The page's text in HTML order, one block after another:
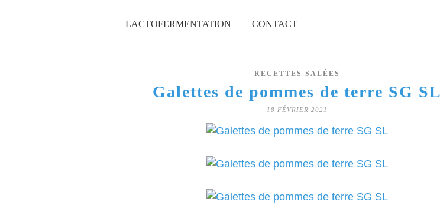
LACTOFERMENTATION CONTACT
RECETTES SALÉES
Galettes de pommes de terre SG SL
18 FÉVRIER 2021